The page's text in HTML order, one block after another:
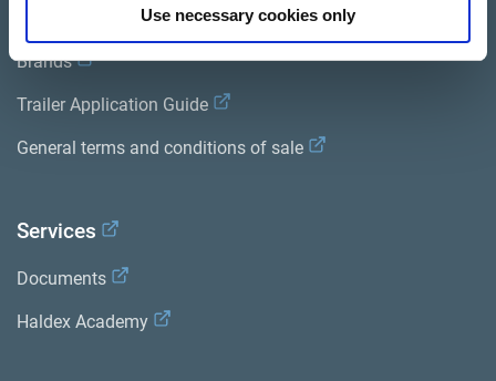
Use necessary cookies only
Product catalogue
Brands
Trailer Application Guide
General terms and conditions of sale
Services
Documents
Haldex Academy